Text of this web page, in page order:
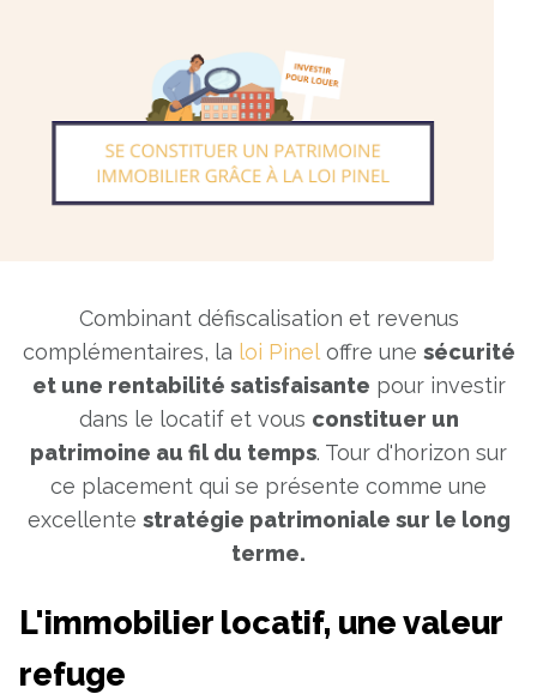
Combinant défiscalisation et revenus
complémentaires, la loi Pineloffre une sécurité
et une rentabilité satisfaisante pour investir
dans le locatif et vous constituer un
patrimoine au fil du temps. Tour d'horizon sur
ce placement qui se présente comme une
excellente stratégie patrimoniale sur le long
terme.
L'immobilier locatif, une valeur
refuge